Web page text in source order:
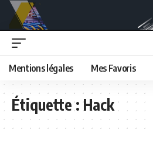
Mentions légales Mes Favoris
Étiquette :Hack